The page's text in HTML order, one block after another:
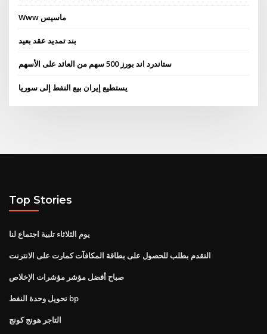
Www ماسيس
بند تمديد عقد بعيد
ستاندرد اند بورز 500 سهم من العائد على الأسهم
يستطيع إيران بيع النفط إلى سوريا
Top Stories
يوم الثلاثاء تلبية اجتماع لنا
التقدم بطلب للحصول على بطاقة المكافآت كمارت على الانترنت
صباح أفضل مؤشر مؤشرات الإخلاص
تحويل وحدة النفط bp
التاجر هونج كونج